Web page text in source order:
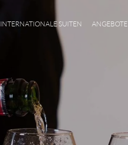
INTERNATIONALE SUITEN ANGEBOTE